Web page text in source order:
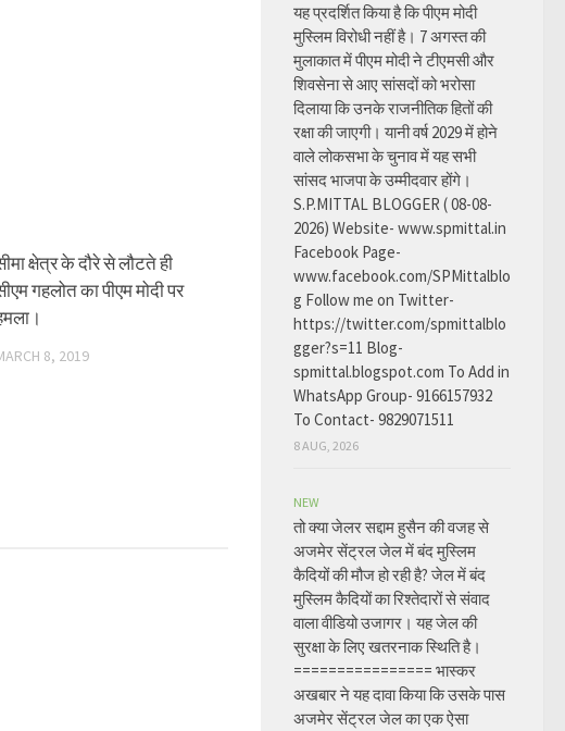
क्षेत्र के दौरे से लौटते ही
गहलोत का पीएम मोदी पर
8, 2019
यह प्रदर्शित किया है कि पीएम मोदी
मुस्लिम विरोधी नहीं है। 7 अगस्त की
मुलाकात में पीएम मोदी ने टीएमसी और
शिवसेना से आए सांसदों को भरोसा
दिलाया कि उनके राजनीतिक हितों की
रक्षा की जाएगी। यानी वर्ष 2029 में होने
वाले लोकसभा के चुनाव में यह सभी
सांसद भाजपा के उम्मीदवार होंगे।
S.P.MITTAL BLOGGER ( 08-08-
2026) Website- www.spmittal.in
Facebook Page-
www.facebook.com/SPMittalblo
g Follow me on Twitter-
https://twitter.com/spmittalblo
gger?s=11 Blog-
spmittal.blogspot.com To Add in
WhatsApp Group- 9166157932
To Contact- 9829071511
8 AUG, 2026
NEW
तो क्या जेलर सद्दाम हुसैन की वजह से
अजमेर सेंट्रल जेल में बंद मुस्लिम
कैदियों की मौज हो रही है? जेल में बंद
मुस्लिम कैदियों का रिश्तेदारों से संवाद
वाला वीडियो उजागर। यह जेल की
सुरक्षा के लिए खतरनाक स्थिति है।
================ भास्कर
अखबार ने यह दावा किया कि उसके पास
अजमेर सेंट्रल जेल का एक ऐसा